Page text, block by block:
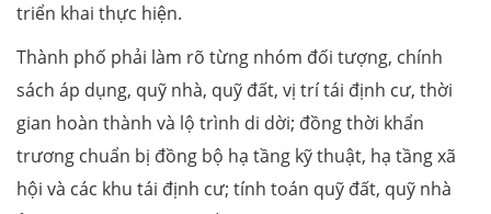
triển khai thực hiện.
Thành phố phải làm rõ từng nhóm đối tượng, chính
sách áp dụng, quỹ nhà, quỹ đất, vị trí tái định cư, thời
gian hoàn thành và lộ trình di dời; đồng thời khẩn
trương chuẩn bị đồng bộ hạ tầng kỹ thuật, hạ tầng xã
hội và các khu tái định cư; tính toán quỹ đất, quỹ nhà